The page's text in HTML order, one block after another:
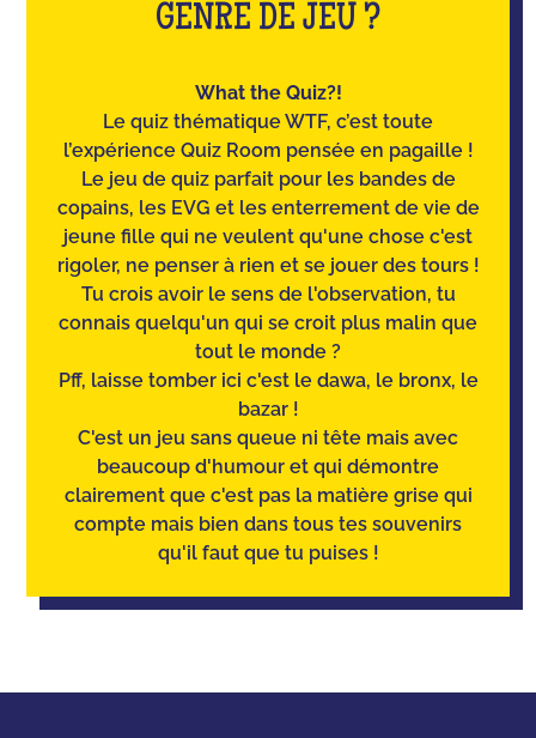
GENRE DE JEU ?
What the Quiz?!
Le quiz thématique WTF, c’est toute
l’expérience Quiz Room pensée en pagaille !
Le jeu de quiz parfait pour les bandes de
copains, les EVG et les enterrement de vie de
jeune fille qui ne veulent qu'une chose c'est
rigoler, ne penser à rien et se jouer des tours !
Tu crois avoir le sens de l'observation, tu
connais quelqu'un qui se croit plus malin que
tout le monde ?
Pff, laisse tomber ici c'est le dawa, le bronx, le
bazar !
C'est un jeu sans queue ni tête mais avec
beaucoup d'humour et qui démontre
clairement que c'est pas la matière grise qui
compte mais bien dans tous tes souvenirs
qu'il faut que tu puises !